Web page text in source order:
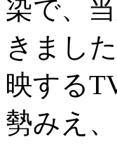
染で、
きまし
映する
勢みえ